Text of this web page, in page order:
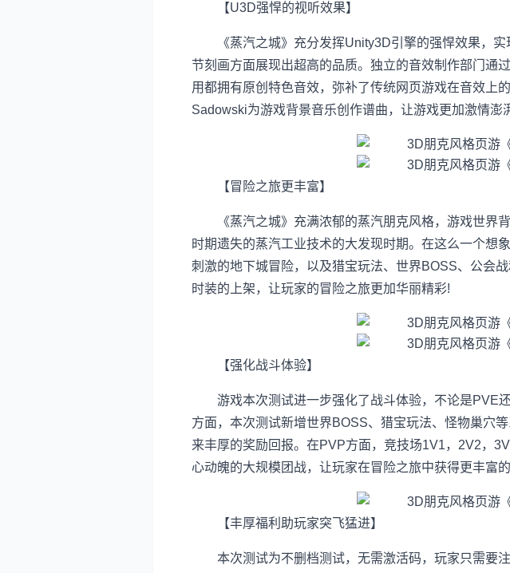
【U3D强悍的视听效果】
《蒸汽之城》充分发挥Unity3D引擎的强悍效果，实
节刻画方面展现出超高的品质。独立的音效制作部门通
用都拥有原创特色音效，弥补了传统网页游戏在音效上
Sadowski为游戏背景音乐创作谱曲，让游戏更加激情澎
【冒险之旅更丰富】
《蒸汽之城》充满浓郁的蒸汽朋克风格，游戏世界背
时期遗失的蒸汽工业技术的大发现时期。在这么一个想
刺激的地下城冒险，以及猎宝玩法、世界BOSS、公会
时装的上架，让玩家的冒险之旅更加华丽精彩!
【强化战斗体验】
游戏本次测试进一步强化了战斗体验，不论是PVE
方面，本次测试新增世界BOSS、猎宝玩法、怪物巢穴
来丰厚的奖励回报。在PVP方面，竞技场1V1，2V2，
心动魄的大规模团战，让玩家在冒险之旅中获得更丰富
【丰厚福利助玩家突飞猛进】
本次测试为不删档测试，无需激活码，玩家只需要注